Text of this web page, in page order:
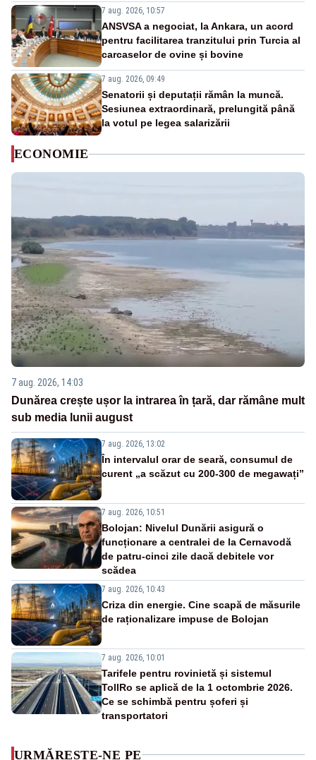
7 aug. 2026, 10:57
ANSVSA a negociat, la Ankara, un acord
pentru facilitarea tranzitului prin Turcia al
carcaselor de ovine și bovine
7 aug. 2026, 09:49
Senatorii și deputații rămân la muncă.
Sesiunea extraordinară, prelungită până
la votul pe legea salarizării
ECONOMIE
7 aug. 2026, 14:03
Dunărea crește ușor la intrarea în țară, dar rămâne mult
sub media lunii august
7 aug. 2026, 13:02
În intervalul orar de seară, consumul de
curent „a scăzut cu 200-300 de megawați”
7 aug. 2026, 10:51
Bolojan: Nivelul Dunării asigură o
funcționare a centralei de la Cernavodă
de patru-cinci zile dacă debitele vor
scădea
7 aug. 2026, 10:43
Criza din energie. Cine scapă de măsurile
de raționalizare impuse de Bolojan
7 aug. 2026, 10:01
Tarifele pentru rovinietă și sistemul
TollRo se aplică de la 1 octombrie 2026.
Ce se schimbă pentru șoferi și
transportatori
URMĂREȘTE-NE PE